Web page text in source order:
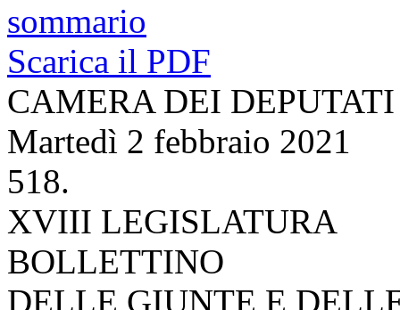
sommario
Scarica il PDF
CAMERA DEI DEPUTATI
Martedì 2 febbraio 2021
518.
XVIII LEGISLATURA
BOLLETTINO
DELLE GIUNTE E